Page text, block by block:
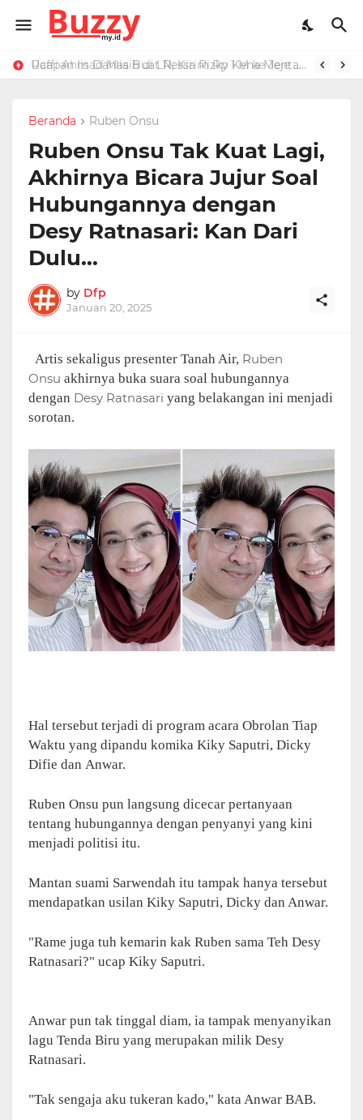
Ucapan Iis Dahlia Buat Ressa Rizky Kena Mental, Tuding Penyebab Denada Diboikot: Gak Dapat Kerjaan
Beranda Ruben Onsu
Ruben Onsu Tak Kuat Lagi,
Akhirnya Bicara Jujur Soal
Hubungannya dengan
Desy Ratnasari: Kan Dari
Dulu...
by Dfp
Januari 20, 2025
Artis sekaligus presenter Tanah Air, Ruben
Onsu akhirnya buka suara soal hubungannya
dengan Desy Ratnasari yang belakangan ini menjadi
sorotan.
Hal tersebut terjadi di program acara Obrolan Tiap
Waktu yang dipandu komika Kiky Saputri, Dicky
Difie dan Anwar.
Ruben Onsu pun langsung dicecar pertanyaan
tentang hubungannya dengan penyanyi yang kini
menjadi politisi itu.
Mantan suami Sarwendah itu tampak hanya tersebut
mendapatkan usilan Kiky Saputri, Dicky dan Anwar.
"Rame juga tuh kemarin kak Ruben sama Teh Desy
Ratnasari?" ucap Kiky Saputri.
Anwar pun tak tinggal diam, ia tampak menyanyikan
lagu Tenda Biru yang merupakan milik Desy
Ratnasari.
"Tak sengaja aku tukeran kado," kata Anwar BAB.